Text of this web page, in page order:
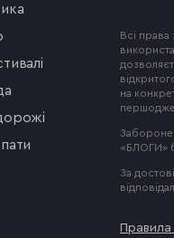
Всі
на
«БЛОГИ»
За
Правила